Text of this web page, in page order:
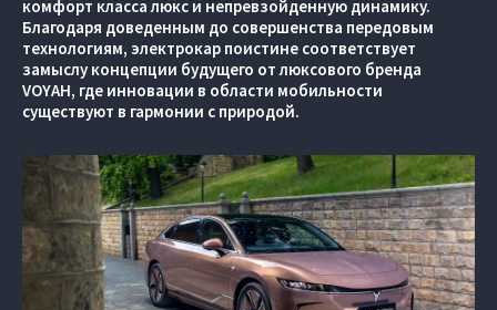
комфорт класса люкс и непревзойденную динамику.
Благодаря доведенным до совершенства передовым
технологиям, электрокар поистине соответствует
замыслу концепции будущего от люксового бренда
VOYAH, где инновации в области мобильности
существуют в гармонии с природой.